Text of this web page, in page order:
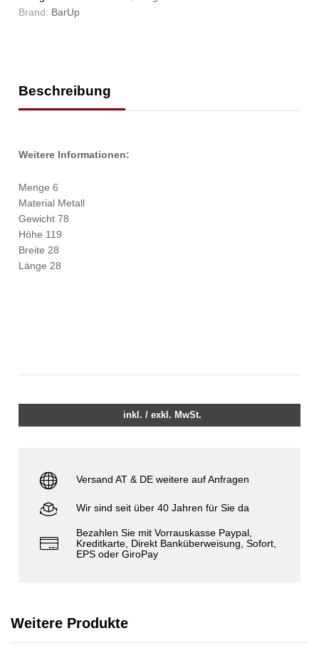
Brand: BarUp
Beschreibung
Weitere Informationen:
Menge 6
Material Metall
Gewicht 78
Höhe 119
Breite 28
Länge 28
inkl. / exkl. MwSt.
Versand AT & DE weitere auf Anfragen
Wir sind seit über 40 Jahren für Sie da
Bezahlen Sie mit Vorrauskasse Paypal,
Kreditkarte, Direkt Banküberweisung, Sofort,
EPS oder GiroPay
Weitere Produkte